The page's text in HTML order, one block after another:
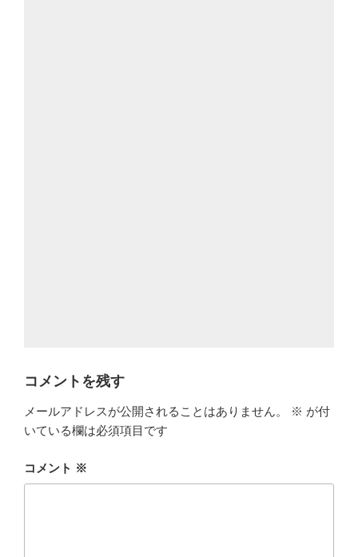
コメントを残す
メールアドレスが公開されることはありません。 ※ が付
いている欄は必須項目です
コメント ※